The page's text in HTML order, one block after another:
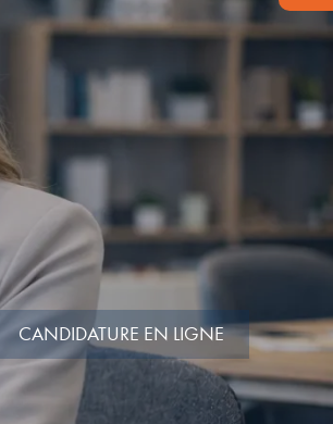
CANDIDATURE EN LIGNE